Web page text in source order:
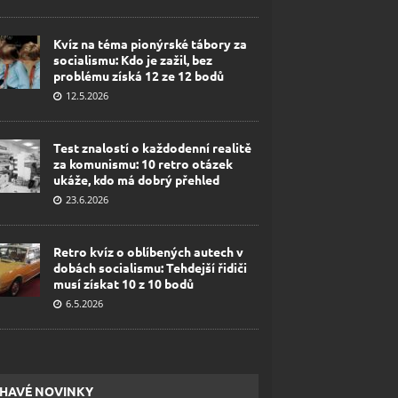
Kvíz na téma pionýrské tábory za
socialismu: Kdo je zažil, bez
problému získá 12 ze 12 bodů
12.5.2026
Test znalostí o každodenní realitě
za komunismu: 10 retro otázek
ukáže, kdo má dobrý přehled
23.6.2026
Retro kvíz o oblíbených autech v
dobách socialismu: Tehdejší řidiči
musí získat 10 z 10 bodů
6.5.2026
NOVINKY